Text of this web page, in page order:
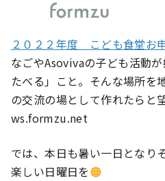
２０２２年度 こども食堂お
なごやAsovivaの子ども活動
たべる」こと。そんな場所を
の交流の場として作れたらと
ws.formzu.net
では、本日も暑い一日となり
楽しい日曜日を